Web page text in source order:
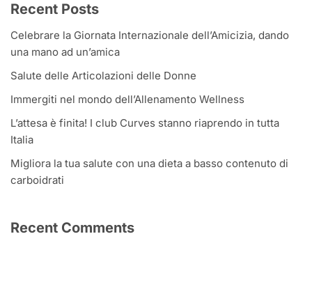
Recent Posts
Celebrare la Giornata Internazionale dell’Amicizia, dando
una mano ad un’amica
Salute delle Articolazioni delle Donne
Immergiti nel mondo dell’Allenamento Wellness
L’attesa è finita! I club Curves stanno riaprendo in tutta
Italia
Migliora la tua salute con una dieta a basso contenuto di
carboidrati
Recent Comments